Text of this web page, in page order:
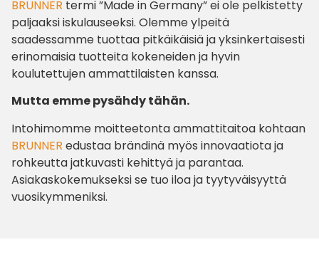
BRUNNER termi ”Made in Germany” ei ole pelkistetty
paljaaksi iskulauseeksi. Olemme ylpeitä
saadessamme tuottaa pitkäikäisiä ja yksinkertaisesti
erinomaisia tuotteita kokeneiden ja hyvin
koulutettujen ammattilaisten kanssa.
Mutta emme pysähdy tähän.
Intohimomme moitteetonta ammattitaitoa kohtaan
BRUNNER edustaa brändinä myös innovaatiota ja
rohkeutta jatkuvasti kehittyä ja parantaa.
Asiakaskokemukseksi se tuo iloa ja tyytyväisyyttä
vuosikymmeniksi.